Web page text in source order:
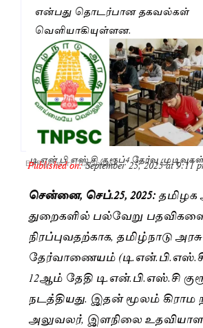
என்பது தொடர்பான தகவல்கள்
வெளியாகியுள்ளன.
டி.என்.பி.எஸ்.சி குரூப்4 தேர்வு முடிவுகள்
ByRajeswari Thayanithi
Published on:September 25, 2025 at 9:11
சென்னை, செப்.25, 2025:தமிழக
துறைகளில் பல்வேறு
நிரப்புவதற்காக, தமிழ்நாடு அரசு
தேர்வாணையம்
12ஆம் தேதி டி.என்.பி.எஸ்.சி
நடத்தியது. இதன் மூலம் கிராம
அலுவலர், இளநிலை